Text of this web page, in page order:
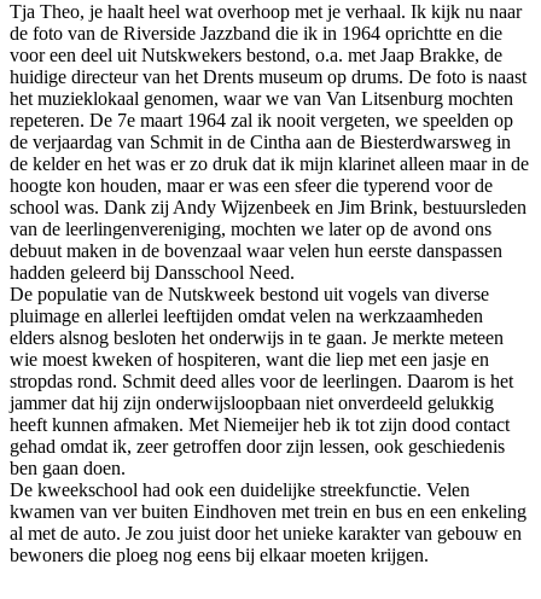
Tja Theo, je haalt heel wat overhoop met je verhaal. Ik kijk nu naar
de foto van de Riverside Jazzband die ik in 1964 oprichtte en die
voor een deel uit Nutskwekers bestond, o.a. met Jaap Brakke, de
huidige directeur van het Drents museum op drums. De foto is naast
het muzieklokaal genomen, waar we van Van Litsenburg mochten
repeteren. De 7e maart 1964 zal ik nooit vergeten, we speelden op
de verjaardag van Schmit in de Cintha aan de Biesterdwarsweg in
de kelder en het was er zo druk dat ik mijn klarinet alleen maar in de
hoogte kon houden, maar er was een sfeer die typerend voor de
school was. Dank zij Andy Wijzenbeek en Jim Brink, bestuursleden
van de leerlingenvereniging, mochten we later op de avond ons
debuut maken in de bovenzaal waar velen hun eerste danspassen
hadden geleerd bij Dansschool Need.
De populatie van de Nutskweek bestond uit vogels van diverse
pluimage en allerlei leeftijden omdat velen na werkzaamheden
elders alsnog besloten het onderwijs in te gaan. Je merkte meteen
wie moest kweken of hospiteren, want die liep met een jasje en
stropdas rond. Schmit deed alles voor de leerlingen. Daarom is het
jammer dat hij zijn onderwijsloopbaan niet onverdeeld gelukkig
heeft kunnen afmaken. Met Niemeijer heb ik tot zijn dood contact
gehad omdat ik, zeer getroffen door zijn lessen, ook geschiedenis
ben gaan doen.
De kweekschool had ook een duidelijke streekfunctie. Velen
kwamen van ver buiten Eindhoven met trein en bus en een enkeling
al met de auto. Je zou juist door het unieke karakter van gebouw en
bewoners die ploeg nog eens bij elkaar moeten krijgen.